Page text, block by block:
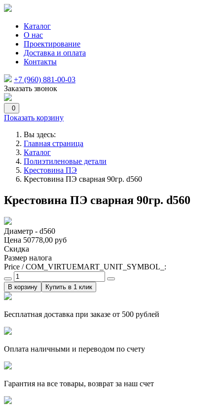
Каталог
О нас
Проектирование
Доставка и оплата
Контакты
+7 (960) 881-00-03
Заказать звонок
0
Показать корзину
Вы здесь:
Главная страница
Каталог
Полиэтиленовые детали
Крестовина ПЭ
Крестовина ПЭ сварная 90гр. d560
Крестовина ПЭ сварная 90гр. d560
Диаметр - d560
Цена 50778,00 руб
Скидка
Размер налога
Price / COM_VIRTUEMART_UNIT_SYMBOL_:
Купить в 1 клик
Бесплатная доставка при заказе от 500 рублей
Оплата наличными и переводом по счету
Гарантия на все товары, возврат за наш счет